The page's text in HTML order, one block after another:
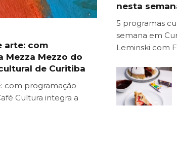
arte: com
Mezza Mezzo do
de Curitiba
com programação
Cultura integra a
nesta
5 programas
semana em
Leminski com